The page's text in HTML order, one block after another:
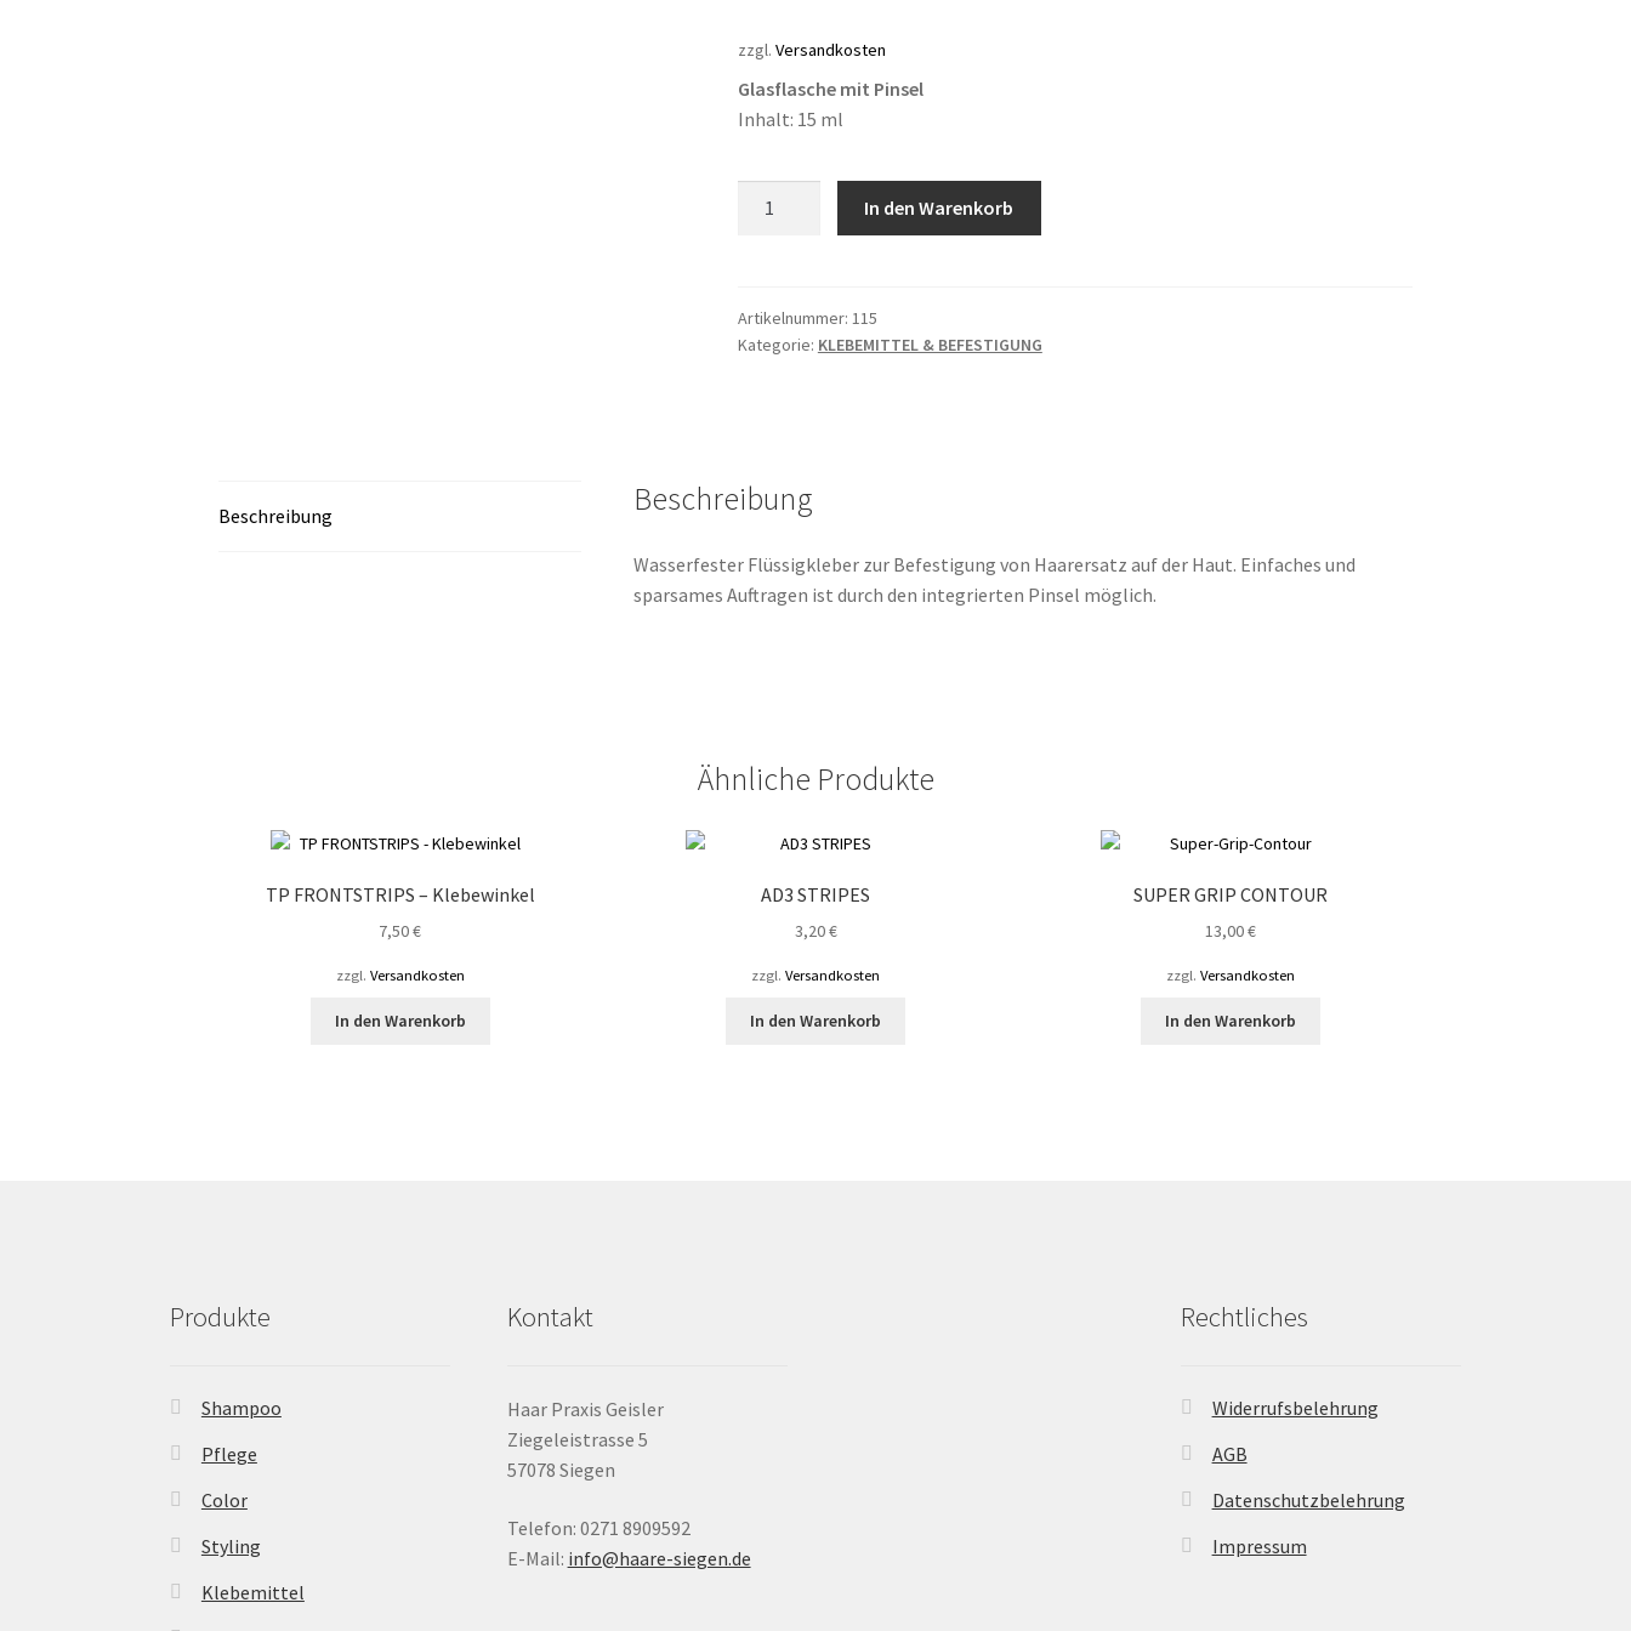
zzgl. Versandkosten
Glasflasche mit Pinsel
Inhalt: 15 ml
In den Warenkorb
Artikelnummer: 115
Kategorie: KLEBEMITTEL & BEFESTIGUNG
Beschreibung Beschreibung
Wasserfester Flüssigkleber zur Befestigung von Haarersatz auf der Haut. Einfaches und
sparsames Auftragen ist durch den integrierten Pinsel möglich.
Ähnliche Produkte
TP FRONTSTRIPS – Klebewinkel
7,50€
zzgl. Versandkosten
In den Warenkorb
AD3 STRIPES
3,20€
zzgl. Versandkosten
In den Warenkorb
SUPER GRIP CONTOUR
13,00€
zzgl.Versandkosten
In den Warenkorb
Produkte
Shampoo
Pflege
Color
Styling
Klebemittel
Kontakt
Haar Praxis Geisler
Ziegeleistrasse 5
57078 Siegen
Telefon: 0271 8909592
E-Mail: info@haare-siegen.de
Rechtliches
Widerrufsbelehrung
AGB
Datenschutzbelehrung
Impressum